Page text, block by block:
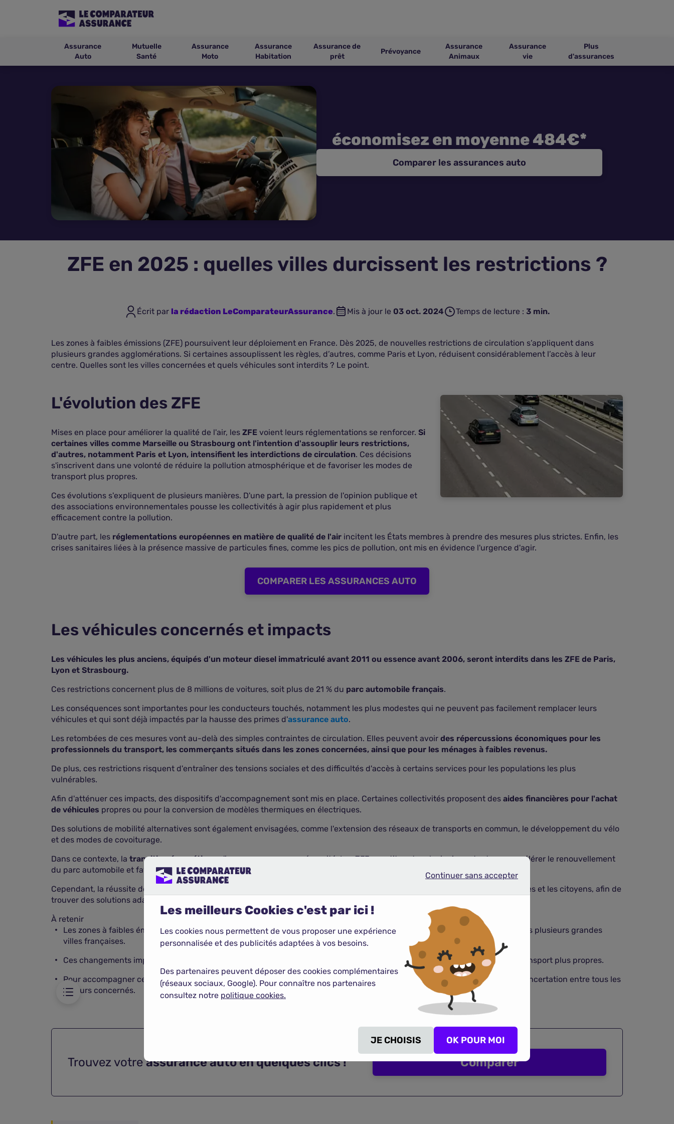
Assurance
Auto
Mutuelle
Santé
Assurance
Moto
Assurance
Habitation
Assurance de
prêt
Prévoyance
Assurance
Animaux
Assurance
vie
Plus
d'assurances
économisez en moyenne 484€*
Comparer les assurances auto
ZFE en 2025 : quelles villes durcissent les restrictions ?
Écrit par la rédaction LeComparateurAssurance. Mis à jour le 03 oct. 2024 Temps de lecture : 3min.
Les zones à faibles émissions (ZFE) poursuivent leur déploiement en France. Dès 2025, de nouvelles restrictions de circulation s’appliquent dans
plusieurs grandes agglomérations. Si certaines assouplissent les règles, d’autres, comme Paris et Lyon, réduisent considérablement l’accès à leur
centre. Quelles sont les villes concernées et quels véhicules sont interdits ? Le point.
L'évolution des ZFE
Mises en place pour améliorer la qualité de l'air, les ZFE voient leurs réglementations se renforcer. Si
certaines villes comme Marseille ou Strasbourg ont l'intention d'assouplir leurs restrictions,
d'autres, notamment Paris et Lyon, intensifient les interdictions de circulation. Ces décisions
s'inscrivent dans une volonté de réduire la pollution atmosphérique et de favoriser les modes de
transport plus propres.
Ces évolutions s'expliquent de plusieurs manières. D'une part, la pression de l'opinion publique et
des associations environnementales pousse les collectivités à agir plus rapidement et plus
efficacement contre la pollution.
D'autre part, les réglementations européennes en matière de qualité de l'air incitent les États membres à prendre des mesures plus strictes. Enfin, les
crises sanitaires liées à la présence massive de particules fines, comme les pics de pollution, ont mis en évidence l'urgence d'agir.
COMPARER LES ASSURANCES AUTO
Les véhicules concernés et impacts
Les véhicules les plus anciens, équipés d'un moteur diesel immatriculé avant 2011 ou essence avant 2006, seront interdits dans les ZFE de Paris,
Lyon et Strasbourg.
Ces restrictions concernent plus de 8 millions de voitures, soit plus de 21 % du parc automobile français.
Les conséquences sont importantes pour les conducteurs touchés, notamment les plus modestes qui ne peuvent pas facilement remplacer leurs
véhicules et qui sont déjà impactés par la hausse des primes d'assurance auto.
Les retombées de ces mesures vont au-delà des simples contraintes de circulation. Elles peuvent avoir des répercussions économiques pour les
professionnels du transport, les commerçants situés dans les zones concernées, ainsi que pour les ménages à faibles revenus.
De plus, ces restrictions risquent d'entraîner des tensions sociales et des difficultés d'accès à certains services pour les populations les plus
vulnérables.
Afin d'atténuer ces impacts, des dispositifs d'accompagnement sont mis en place. Certaines collectivités proposent des aides financières pour l'achat
de véhicules propres ou pour la conversion de modèles thermiques en électriques.
Des solutions de mobilité alternatives sont également envisagées, comme l'extension des réseaux de transports en commun, le développement du vélo
et des modes de covoiturage.
Dans ce contexte, la transition énergétiques'impose comme une nécessité. Les ZFE constituent un levier important pour accélérer le renouvellement
du parc automobile et favoriser l' adoption de véhicules plus propres
Cependant, la réussite de cette transition passe par une concertation étroite entre les pouvoirs publics, les acteurs économiques et les citoyens, afin de
trouver des solutions adaptées à chaque territoire et à chaque situation.
À retenir
Les zones à faibles émissions (ZFE) se durcissent en 2025, avec des restrictions renforcées pour les véhicules polluants dans plusieurs grandes
villes françaises.
Ces changements impactent les automobilistes et l'économie locale, tout en favorisant une transition vers des modes de transport plus propres.
Pour accompagner cette évolution, des mesures d'aide et des alternatives sont proposées, mais la réussite dépend d'une concertation entre tous les
acteurs concernés.
Trouvez votreassurance auto en quelques clics ! Comparer
Continuer sans accepter
Les meilleurs Cookies c'est par ici !
Les cookies nous permettent de vous proposer une expérience
personnalisée et des publicités adaptées à vos besoins.
Des partenaires peuvent déposer des cookies complémentaires
(réseaux sociaux, Google). Pour connaître nos partenaires
consultez notre politique cookies.
JE CHOISIS OK POUR MOI
Continuer sans accepter